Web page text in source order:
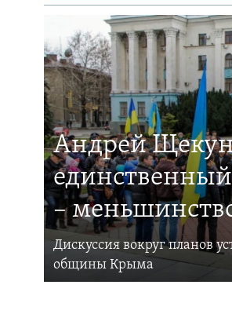
Андрей
–
Дискуссия вокруг планов
общины Крыма